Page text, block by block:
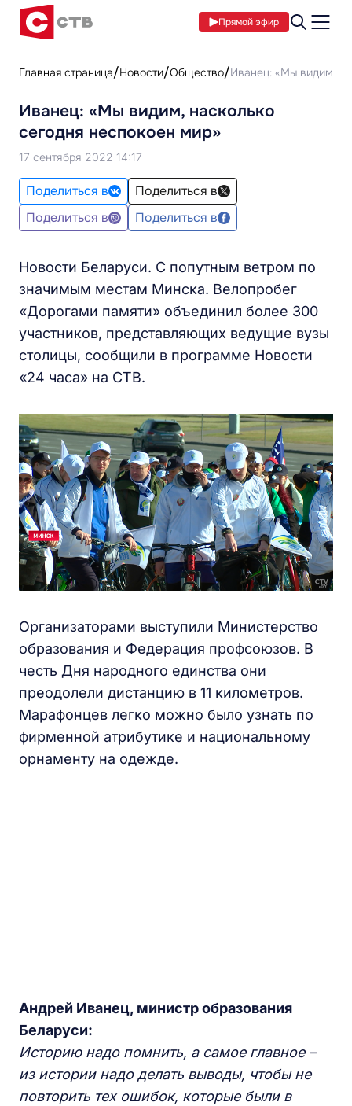
Прямой эфир
Главная страница Новости Общество Иванец: «Мы видим,
Иванец: «Мы видим, насколько
сегодня неспокоен мир»
17 сентября 2022 14:17
Поделиться в
Поделиться в
Поделиться в
Поделиться в
Новости Беларуси. С попутным ветром по
значимым местам Минска. Велопробег
«Дорогами памяти» объединил более 300
участников, представляющих ведущие вузы
столицы, сообщили в программе Новости
«24 часа» на СТВ.
Организаторами выступили Министерство
образования и Федерация профсоюзов. В
честь Дня народного единства они
преодолели дистанцию в 11 километров.
Марафонцев легко можно было узнать по
фирменной атрибутике и национальному
орнаменту на одежде.
Андрей Иванец, министр образования
Беларуси:
Историю надо помнить, а самое главное –
из истории надо делать выводы, чтобы не
повторить тех ошибок, которые были в